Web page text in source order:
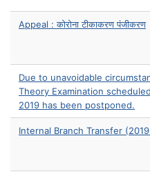
Appeal : कोरोना टीकाकरण पंजीकरण
Due to unavoidable
Theory Examination
2019 has been postponed.
Internal Branch Transfer